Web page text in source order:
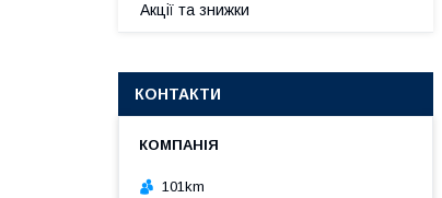
Акції та знижки
КОНТАКТИ
101km